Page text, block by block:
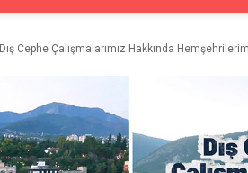
Dış Cephe Çalışmalarımız Hakkında